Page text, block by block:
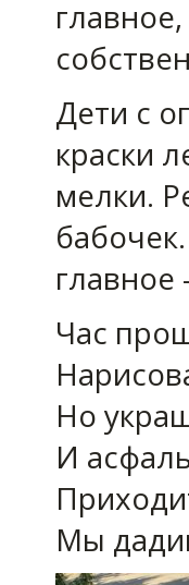
Дети с
краски
мелки.
Час
Но
И
Мы